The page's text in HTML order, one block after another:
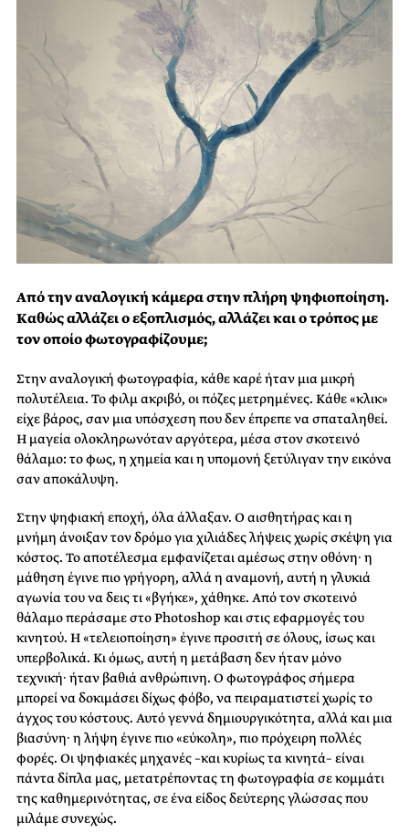
Από την αναλογική κάμερα στην πλήρη ψηφιοποίηση.
Καθώς αλλάζει ο εξοπλισμός, αλλάζει και ο τρόπος με
τον οποίο φωτογραφίζουμε;
Στην αναλογική φωτογραφία, κάθε καρέ ήταν μια μικρή
πολυτέλεια. Το φιλμ ακριβό, οι πόζες μετρημένες. Κάθε «κλικ»
είχε βάρος, σαν μια υπόσχεση που δεν έπρεπε να σπαταληθεί.
Η μαγεία ολοκληρωνόταν αργότερα, μέσα στον σκοτεινό
θάλαμο: το φως, η χημεία και η υπομονή ξετύλιγαν την εικόνα
σαν αποκάλυψη.
Στην ψηφιακή εποχή, όλα άλλαξαν. Ο αισθητήρας και η
μνήμη άνοιξαν τον δρόμο για χιλιάδες λήψεις χωρίς σκέψη για
κόστος. Το αποτέλεσμα εμφανίζεται αμέσως στην οθόνη· η
μάθηση έγινε πιο γρήγορη, αλλά η αναμονή, αυτή η γλυκιά
αγωνία του να δεις τι «βγήκε», χάθηκε. Από τον σκοτεινό
θάλαμο περάσαμε στο Photoshop και στις εφαρμογές του
κινητού. Η «τελειοποίηση» έγινε προσιτή σε όλους, ίσως και
υπερβολικά. Κι όμως, αυτή η μετάβαση δεν ήταν μόνο
τεχνική· ήταν βαθιά ανθρώπινη. Ο φωτογράφος σήμερα
μπορεί να δοκιμάσει δίχως φόβο, να πειραματιστεί χωρίς το
άγχος του κόστους. Αυτό γεννά δημιουργικότητα, αλλά και μια
βιασύνη· η λήψη έγινε πιο «εύκολη», πιο πρόχειρη πολλές
φορές. Οι ψηφιακές μηχανές –και κυρίως τα κινητά– είναι
πάντα δίπλα μας, μετατρέποντας τη φωτογραφία σε κομμάτι
της καθημερινότητας, σε ένα είδος δεύτερης γλώσσας που
μιλάμε συνεχώς.